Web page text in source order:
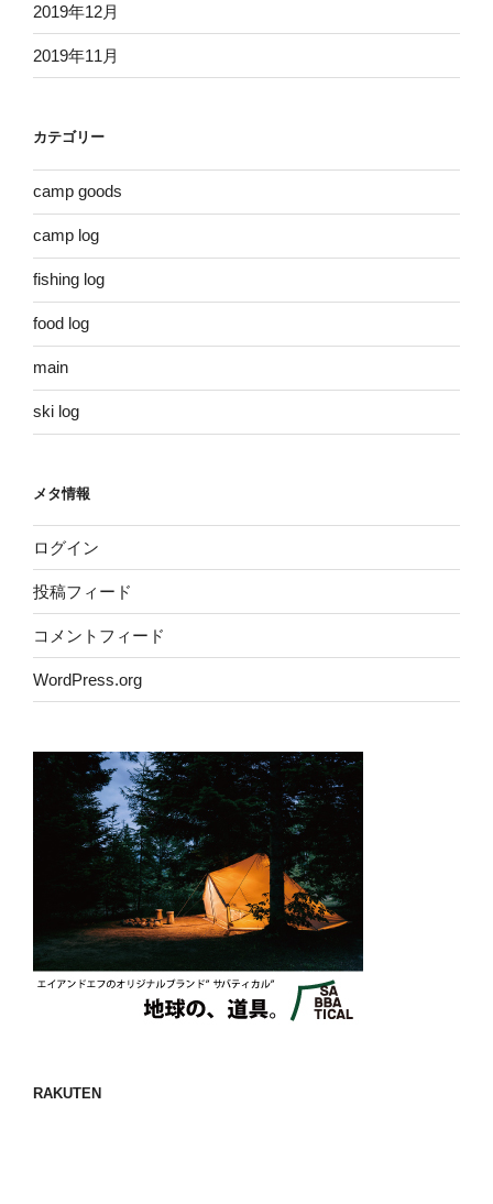
2019年12月
2019年11月
カテゴリー
camp goods
camp log
fishing log
food log
main
ski log
メタ情報
ログイン
投稿フィード
コメントフィード
WordPress.org
RAKUTEN